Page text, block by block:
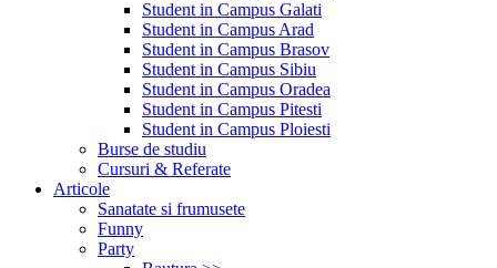
Student in Campus Galati
Student in Campus Arad
Student in Campus Brasov
Student in Campus Sibiu
Student in Campus Oradea
Student in Campus Pitesti
Student in Campus Ploiesti
Burse de studiu
Cursuri & Referate
Articole
Sanatate si frumusete
Funny
Party